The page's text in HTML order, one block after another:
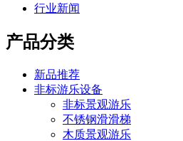
行业新闻
产品分类
新品推荐
非标游乐设备
非标景观游乐
不锈钢滑滑梯
木质景观游乐